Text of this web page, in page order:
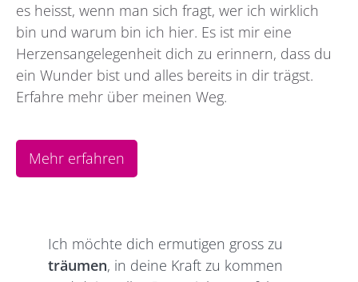
es heisst, wenn man sich fragt, wer ich wirklich
bin und warum bin ich hier. Es ist mir eine
Herzensangelegenheit dich zu erinnern, dass du
ein Wunder bist und alles bereits in dir trägst.
Erfahre mehr über meinen Weg.
Mehr erfahren
Ich möchte dich ermutigen gross zu
träumen, in deine Kraft zu kommen